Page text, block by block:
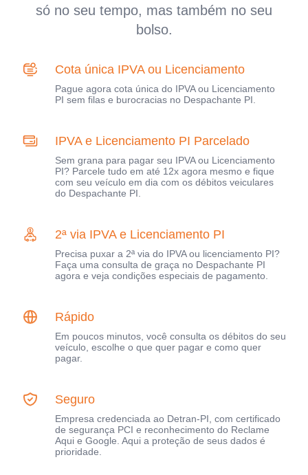
só no seu tempo, mas também no seu
bolso.
Cota única IPVA ou Licenciamento
Pague agora cota única do IPVA ou Licenciamento
PI sem filas e burocracias no Despachante PI.
IPVA e Licenciamento PI Parcelado
Sem grana para pagar seu IPVA ou Licenciamento
PI? Parcele tudo em até 12x agora mesmo e fique
com seu veículo em dia com os débitos veiculares
do Despachante PI.
2ª via IPVA e Licenciamento PI
Precisa puxar a 2ª via do IPVA ou licenciamento PI?
Faça uma consulta de graça no Despachante PI
agora e veja condições especiais de pagamento.
Rápido
Em poucos minutos, você consulta os débitos do seu
veículo, escolhe o que quer pagar e como quer
pagar.
Seguro
Empresa credenciada ao Detran-PI, com certificado
de segurança PCI e reconhecimento do Reclame
Aqui e Google. Aqui a proteção de seus dados é
prioridade.